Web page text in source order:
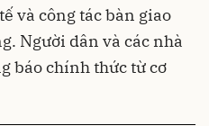
và công tác bàn giao
Người dân và các nhà
báo chính thức từ cơ